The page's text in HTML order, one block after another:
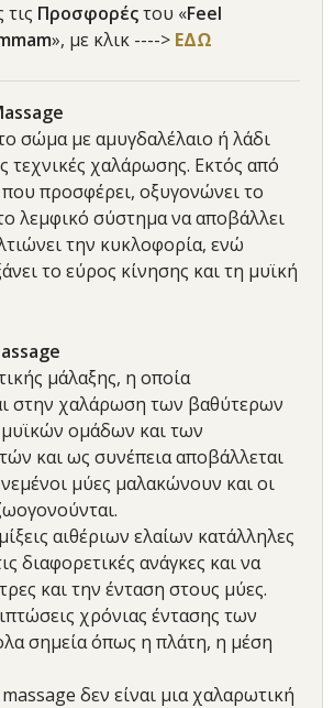
Προσφορέςτου «Feel
», με κλικ ----> ΕΔΩ
σώμα με αμυγδαλέλαιο ή λάδι
τεχνικές χαλάρωσης. Εκτός από
προσφέρει, οξυγονώνει το
λεμφικό σύστημα να αποβάλλει
την κυκλοφορία, ενώ
το εύρος κίνησης και τη μυϊκή
μάλαξης, η οποία
στην χαλάρωση των βαθύτερων
ομάδων και των
και ως συνέπεια αποβάλλεται
μύες μαλακώνουν και οι
αιθέριων ελαίων κατάλληλες
διαφορετικές ανάγκες και να
και την ένταση στους μύες.
χρόνιας έντασης των
σημεία όπως η πλάτη, η μέση
δεν είναι μια χαλαρωτική